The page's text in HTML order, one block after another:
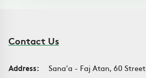
Contact Us
Address:
Sana'a - Faj Atan, 60 Street